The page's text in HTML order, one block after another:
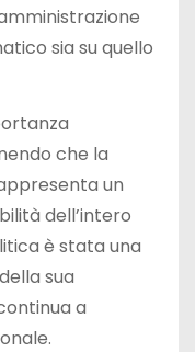
sia su quello
che la
un
dell’intero
è stata una
sua
a